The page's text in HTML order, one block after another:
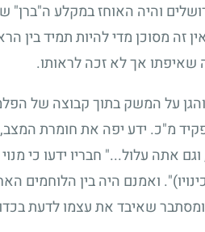
והיה האוחז במקלע ה"ברן"
זה מסוכן מדי להיות תמיד בין
שאיפתו אך לא זכה לראותו.
על המשק בתוך קבוצה של
מ"כ. ידע יפה את חומרת המצב,
אתה עלול..." חבריו ידעו כי
ואמנם היה בין הלוחמים
שאיבד את עצמו לדעת